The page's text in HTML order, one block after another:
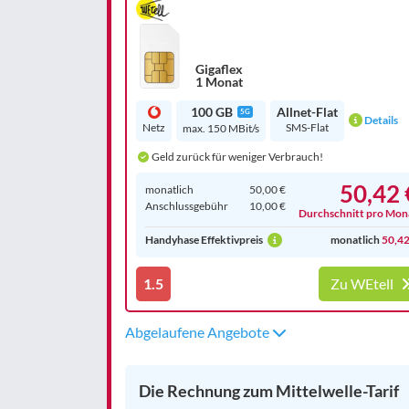
Gigaflex
1 Monat
Netz
100 GB 5G
max. 150 MBit/s
Allnet-Flat
SMS-Flat Details
Geld zurück für weniger Verbrauch!
monatlich
50,00 €
Anschluss­gebühr
10,00 € 50,42
Durchschnitt pro
Handyhase Effektivpreis
monatlich
1.5 Zu WEtell
Abgelaufene Angebote
Die Rechnung zum Mittelwelle-Tarif